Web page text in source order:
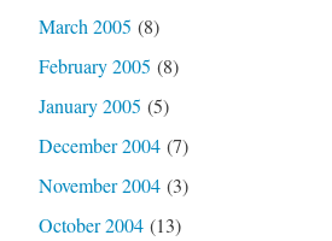
March 2005 (8)
February 2005 (8)
January 2005 (5)
December 2004(7)
November 2004(3)
October 2004(13)